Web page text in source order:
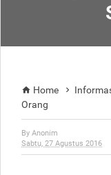
 Home 
Orang
By Anonim
Sabtu, 27 Agustus 2016